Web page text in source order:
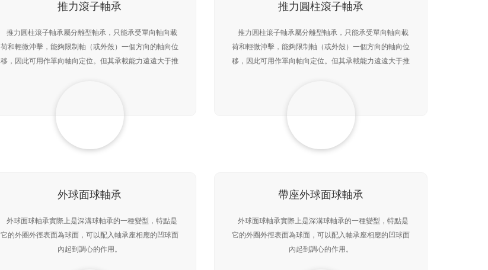
推力滾子軸承
推力圓柱滾子軸承屬分離型軸承，只能承受單向軸向載
荷和輕微沖擊，能夠限制軸（或外殼）一個方向的軸向位
移，因此可用作單向軸向定位。但其承載能力遠遠大于推
推力圓柱滾子軸承
推力圓柱滾子軸承屬分離型軸承，只能承受單向軸向載
荷和輕微沖擊，能夠限制軸（或外殼）一個方向的軸向位
移，因此可用作單向軸向定位。但其承載能力遠遠大于推
外球面球軸承
外球面球軸承實際上是深溝球軸承的一種變型，特點是
它的外圈外徑表面為球面，可以配入軸承座相應的凹球面
內起到調心的作用。
帶座外球面球軸承
外球面球軸承實際上是深溝球軸承的一種變型，特點是
它的外圈外徑表面為球面，可以配入軸承座相應的凹球面
內起到調心的作用。